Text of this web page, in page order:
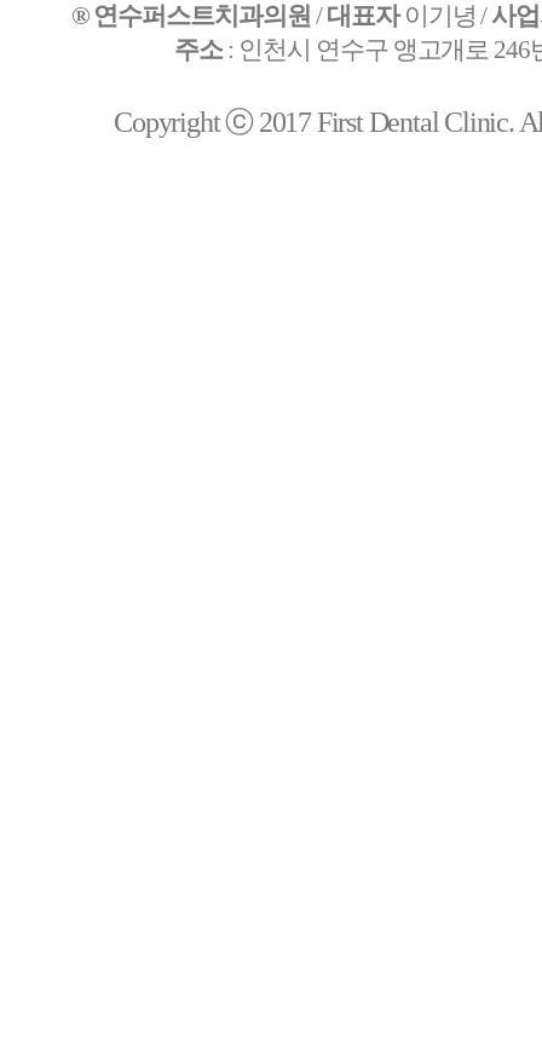
® 연수퍼스트치과의원 /대표자이기녕 /사
주소: 인천시 연수구 앵고개로 246
Copyright ⓒ 2017 First Dental Clinic.